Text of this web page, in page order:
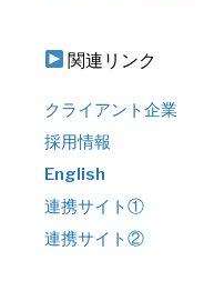
関連リンク
クライアント企業
採用情報
English
連携サイト①
連携サイト②